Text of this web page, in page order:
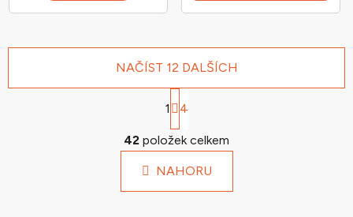
O
v
á
d
NAČÍST 12 DALŠÍCH
S
t
r
á
n
k
1 4
42 položek celkem
NAHORU